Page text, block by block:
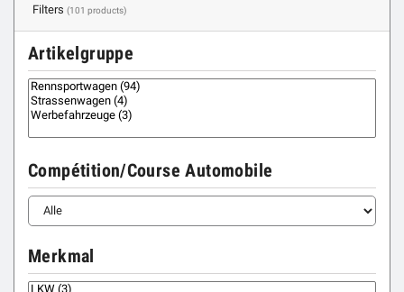
Filters (101 products)
Artikelgruppe
Compétition/Course Automobile
Merkmal